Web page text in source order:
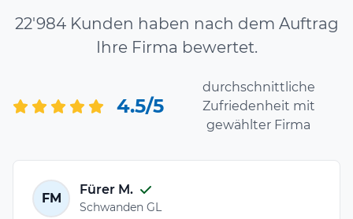
22'984 Kunden haben nach dem Auftrag
Ihre Firma bewertet.
4.5/5
durchschnittliche
Zufriedenheit mit
gewählter Firma
FM
Fürer M.
Schwanden GL